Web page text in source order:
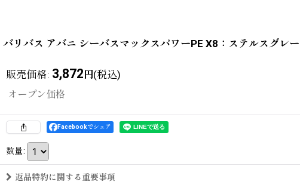
バリバス アバニ シーバスマックスパワーPE X8：ステルスグレ
販売価格: 3,872円(税込)
オープン価格
Facebookでシェア
数量:
返品特約に関する重要事項